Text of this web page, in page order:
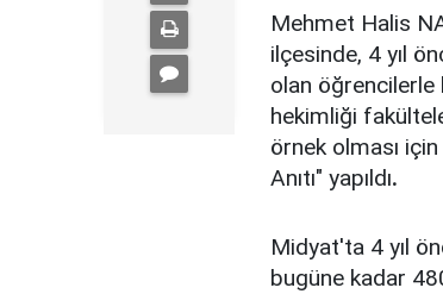
Mehmet Halis
ilçesinde, 4 yıl
olan
hekimliği
örnek olması için
Anıtı" yapıldı.
Midyat'ta 4 yıl
bugüne kadar